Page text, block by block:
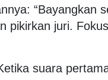
“Bayangkan
pikirkan juri.
suara